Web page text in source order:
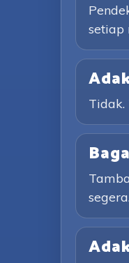
setiap